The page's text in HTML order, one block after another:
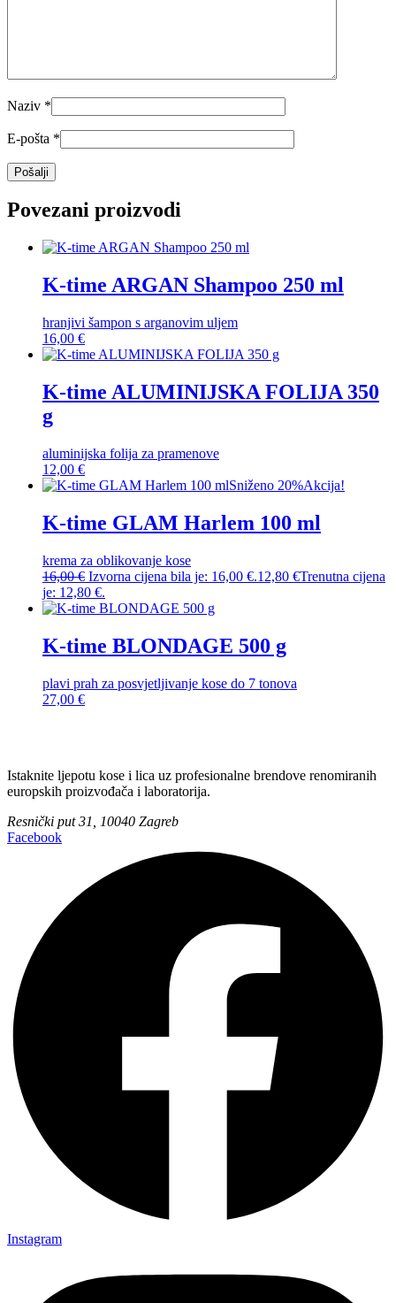
Naziv *
E-pošta *
Povezani proizvodi
K-time ARGAN Shampoo 250 ml
hranjivi šampon s arganovim uljem
16,00 €
K-time ALUMINIJSKA FOLIJA 350
g
aluminijska folija za pramenove
12,00 €
Sniženo 20%Akcija!
K-time GLAM Harlem 100 ml
krema za oblikovanje kose
16,00€ Izvorna cijena bila je: 16,00 €.12,80 €Trenutna cijena
je: 12,80 €.
K-time BLONDAGE 500 g
plavi prah za posvjetljivanje kose do 7 tonova
27,00 €
Istaknite ljepotu kose i lica uz profesionalne brendove renomiranih
europskih proizvođača i laboratorija.
Resnički put 31, 10040 Zagreb
Facebook
Instagram